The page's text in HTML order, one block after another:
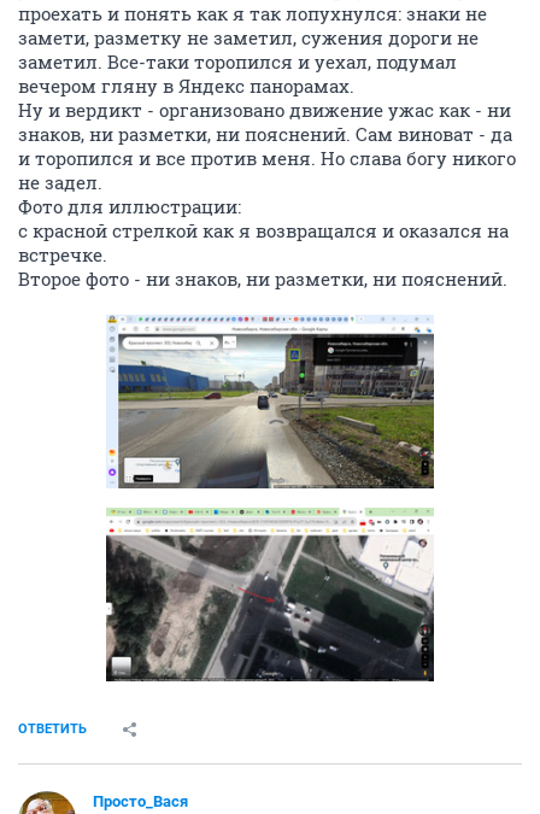
проехать и понять как я так лопухнулся: знаки не
замети, разметку не заметил, сужения дороги не
заметил. Все-таки торопился и уехал, подумал
вечером гляну в Яндекс панорамах.
Ну и вердикт - организовано движение ужас как - ни
знаков, ни разметки, ни пояснений. Сам виноват - да
и торопился и все против меня. Но слава богу никого
не задел.
Фото для иллюстрации:
с красной стрелкой как я возвращался и оказался на
встречке.
Второе фото - ни знаков, ни разметки, ни пояснений.
ОТВЕТИТЬ
Просто_Вася